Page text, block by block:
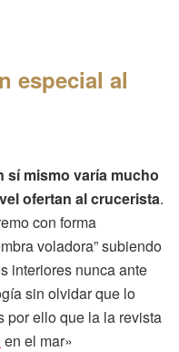
especial al
sí mismo varía mucho
ofertan al crucerista.
con forma
voladora” subiendo
interiores nunca ante
sin olvidar que lo
por ello que la la revista
en el mar»